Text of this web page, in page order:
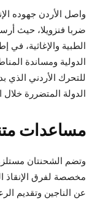
واصل الأردن جهوده
ضربا فنزويلا، حيث
الطبية والإغاثية، في
الدولية ومساندة
للتحرك الأردني الذي
الدولة المتضررة خلال
مساعدات
وتضم الشحنتان
مخصصة لفرق الإنقاذ
عن الناجين وتقديم